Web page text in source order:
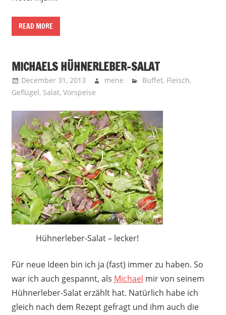
READ MORE
MICHAELS HÜHNERLEBER-SALAT
December 31, 2013 mene Buffet, Fleisch,
Geflügel, Salat, Vorspeise
Hühnerleber-Salat – lecker!
Für neue Ideen bin ich ja (fast) immer zu haben. So
war ich auch gespannt, als Michael mir von seinem
Hühnerleber-Salat erzählt hat. Natürlich habe ich
gleich nach dem Rezept gefragt und ihm auch die